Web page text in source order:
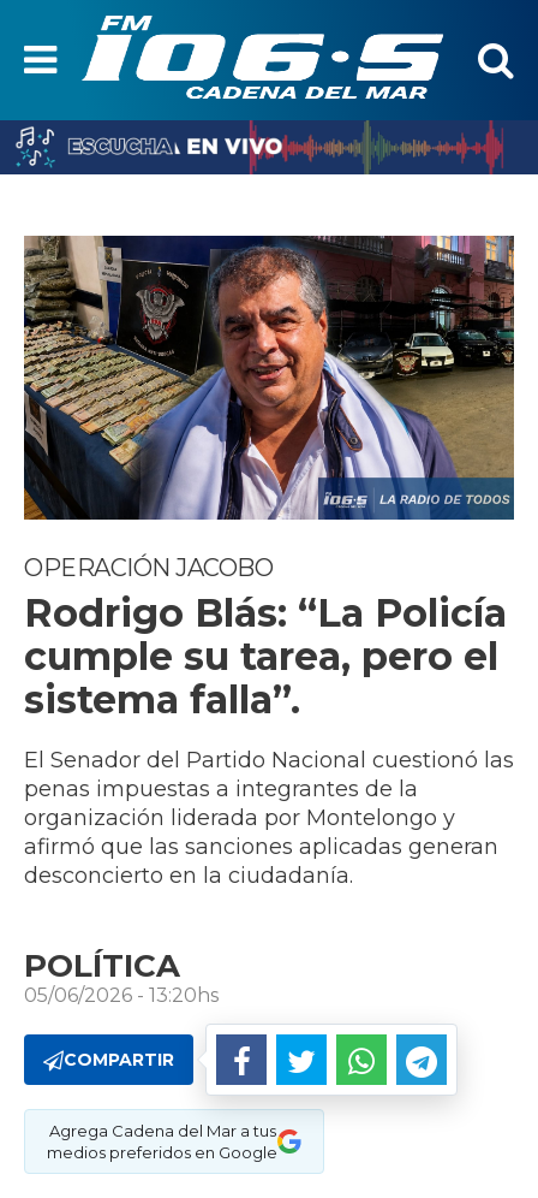
OPERACIÓN JACOBO
Rodrigo Blás: “La Policía
cumple su tarea, pero el
sistema falla”.
El Senador del Partido Nacional cuestionó las
penas impuestas a integrantes de la
organización liderada por Montelongo y
afirmó que las sanciones aplicadas generan
desconcierto en la ciudadanía.
POLÍTICA
05/06/2026 - 13:20hs
COMPARTIR
Agrega Cadena del Mar a tus
medios preferidos en Google